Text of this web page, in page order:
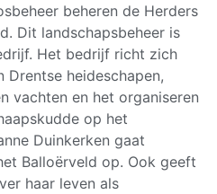
beheren de Herders
Dit landschapsbeheer is
Het bedrijf richt zich
heideschapen,
vachten en het organiseren
op het
Duinkerken gaat
Balloërveld op. Ook geeft
haar leven als